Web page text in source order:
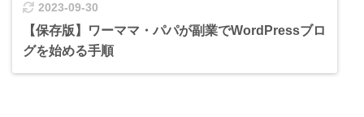
2023-09-30
【保存版】ワーママ・パパが副業でWordPressブロ
グを始める手順